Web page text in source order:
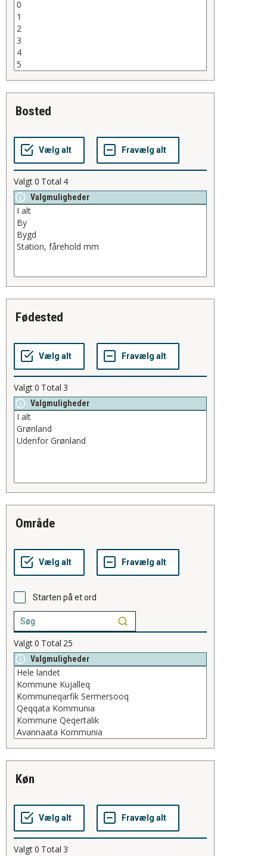
bosted
Valgt0 Total 4
Valgmuligheder
fødested
Valgt0 Total 3
Valgmuligheder
område
Starten på et ord
Valgt0 Total 25
Valgmuligheder
køn
Valgt0 Total 3